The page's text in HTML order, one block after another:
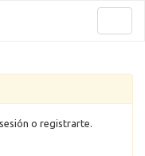
o registrarte.